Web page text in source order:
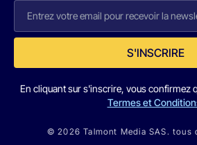
S'INSCRIRE
En cliquant sur s'inscrire, vous confirmez
Termes et
© 2026 Talmont Media SAS. tous